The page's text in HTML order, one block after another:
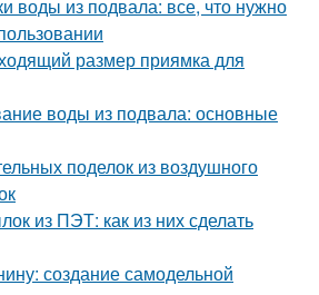
воды из подвала: все, что нужно
размер приямка для
воды из подвала: основные
поделок из воздушного
из ПЭТ: как из них сделать
создание самодельной